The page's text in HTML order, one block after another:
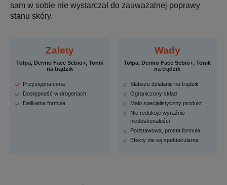
sam w sobie nie wystarczał do zauważalnej poprawy
stanu skóry.
Zalety
Tołpa, Dermo Face Sebio+, Tonik
na trądzik
Przystępna cena
Dostępność w drogeriach
Delikatna formuła
Wady
Tołpa, Dermo Face Sebio+, Tonik
na trądzik
Słabsze działanie na trądzik
Ograniczony skład
Mało specjalistyczny produkt
Nie redukuje wyraźnie
niedoskonałości
Podstawowa, prosta formuła
Efekty nie są spektakularne